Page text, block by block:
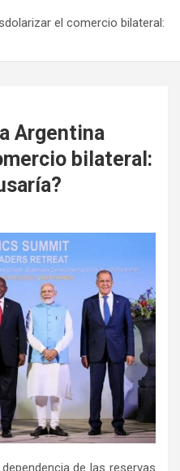
el comercio bilateral:
Argentina
bilateral:
de las reservas